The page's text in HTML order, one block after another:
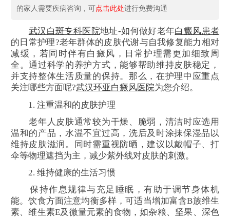
的家人需要疾病咨询，可点击此处进行免费沟通
武汉白斑专科医院地址-如何做好老年白癜风患者
的日常护理?老年群体的皮肤代谢与自我修复能力相对
减缓，若同时伴有白癜风，日常护理需更加细致周
全。通过科学的养护方式，能够帮助维持皮肤稳定，
并支持整体生活质量的保持。那么，在护理中应重点
关注哪些方面呢?武汉环亚白癜风医院为您介绍。
1. 注重温和的皮肤护理
老年人皮肤通常较为干燥、脆弱，清洁时应选用
温和的产品，水温不宜过高，洗后及时涂抹保湿品以
维持皮肤滋润。同时需重视防晒，建议以戴帽子、打
伞等物理遮挡为主，减少紫外线对皮肤的刺激。
2. 维持健康的生活习惯
保持作息规律与充足睡眠，有助于调节身体机
能。饮食方面注意均衡多样，可适当增加富含B族维生
素、维生素E及微量元素的食物，如杂粮、坚果、深色